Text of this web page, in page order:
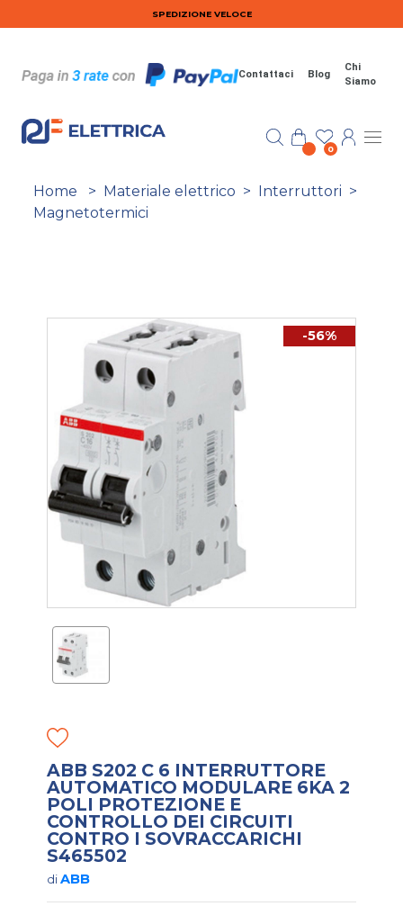
Salta al contenuto principaleSPEDIZIONE VELOCE
Contattaci Blog
Chi
Siamo
0
Home > Materiale elettrico > Interruttori >
Magnetotermici
-56%
ABB S202 C 6 INTERRUTTORE
AUTOMATICO MODULARE 6KA 2
POLI PROTEZIONE E
CONTROLLO DEI CIRCUITI
CONTRO I SOVRACCARICHI
S465502
diABB